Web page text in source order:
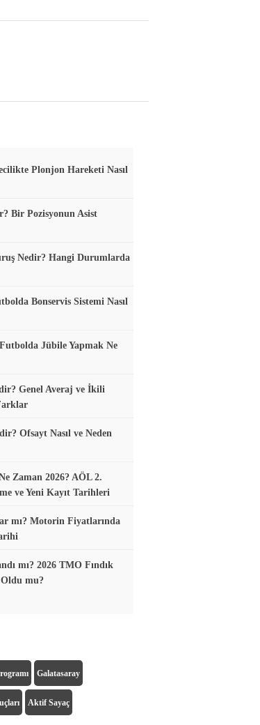
Plonjon Hareketi Nasıl
Bir Pozisyonun Asist
Nedir? Hangi Durumlarda
Bonservis Sistemi Nasıl
Jübile Yapmak Ne
Genel Averaj ve İkili
Ofsayt Nasıl ve Neden
Zaman 2026? AÖL 2.
ve Yeni Kayıt Tarihleri
mı? Motorin Fiyatlarında
mı? 2026 TMO Fındık
mu?
Galatasaray
Aktif Sayaç